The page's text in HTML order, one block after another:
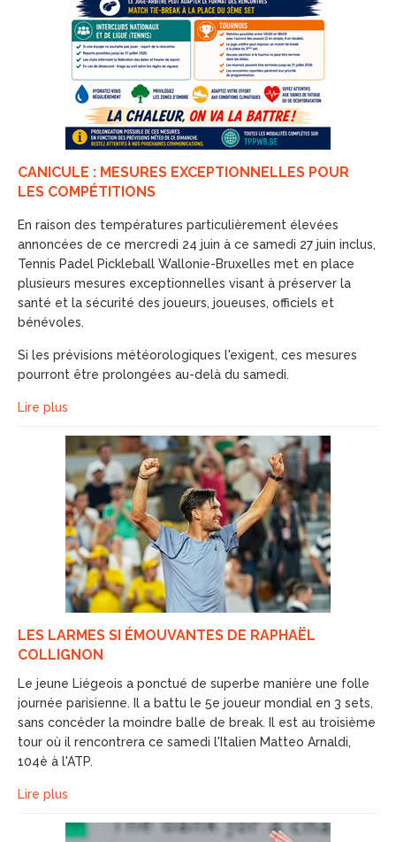
CANICULE : MESURES EXCEPTIONNELLES POUR
LES COMPÉTITIONS
En raison des températures particulièrement élevées
annoncées de ce mercredi 24 juin à ce samedi 27 juin inclus,
Tennis Padel Pickleball Wallonie-Bruxelles met en place
plusieurs mesures exceptionnelles visant à préserver la
santé et la sécurité des joueurs, joueuses, officiels et
bénévoles.
Si les prévisions météorologiques l'exigent, ces mesures
pourront être prolongées au-delà du samedi.
Lire plus
LES LARMES SI ÉMOUVANTES DE RAPHAËL
COLLIGNON
Le jeune Liégeois a ponctué de superbe manière une folle
journée parisienne. Il a battu le 5e joueur mondial en 3 sets,
sans concéder la moindre balle de break. Il est au troisième
tour où il rencontrera ce samedi l'Italien Matteo Arnaldi,
104è à l'ATP.
Lire plus